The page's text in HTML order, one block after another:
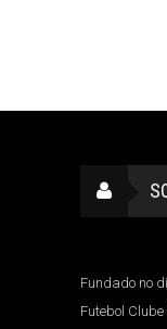
Fundado no
Futebol